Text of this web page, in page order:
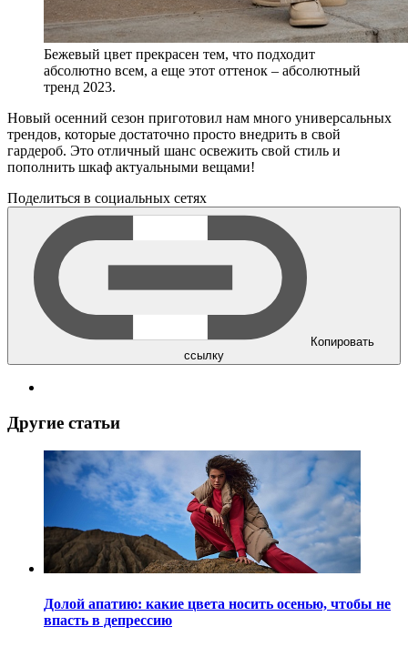
Бежевый цвет прекрасен тем, что подходит
абсолютно всем, а еще этот оттенок – абсолютный
тренд 2023.
Новый осенний сезон приготовил нам много универсальных
трендов, которые достаточно просто внедрить в свой
гардероб. Это отличный шанс освежить свой стиль и
пополнить шкаф актуальными вещами!
Поделиться в социальных сетях
Копировать
ссылку
Другие статьи
Долой апатию: какие цвета носить осенью, чтобы не
впасть в депрессию